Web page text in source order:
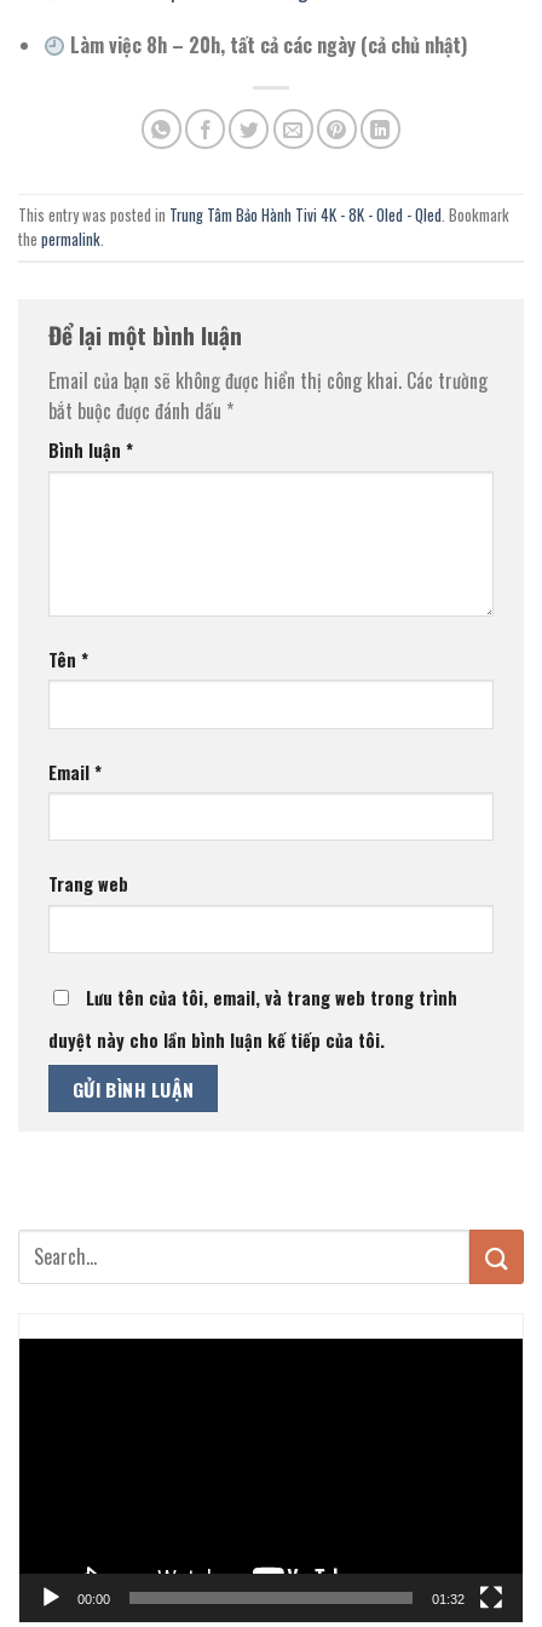
Làm việc 8h – 20h, tất cả các ngày (cả chủ nhật)
This entry was posted in Trung Tâm Bảo Hành Tivi 4K - 8K - Oled - Qled . Bookmark
the permalink
Để lại một bình luận
Email của bạn sẽ không được hiển thị công khai. Các trường
bắt buộc được đánh dấu *
Bình luận *
Tên *
Email*
Trang web
Lưu tên của tôi, email, và trang web trong trình
duyệt này cho lần bình luận kế tiếp của tôi.
00:00 01:32